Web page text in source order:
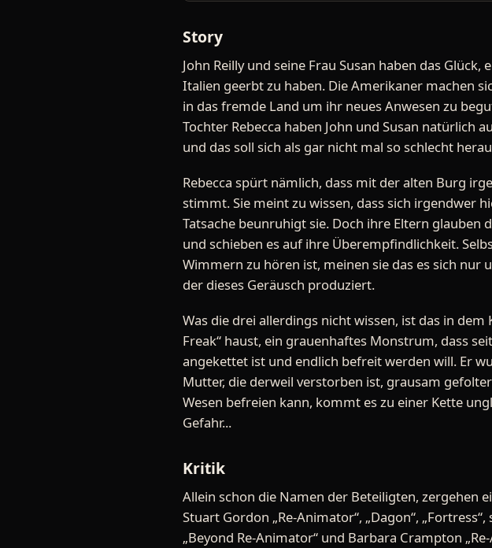
Story
John Reilly und seine Frau Susan haben das Glück,
Italien geerbt zu haben. Die Amerikaner machen
in das fremde Land um ihr neues Anwesen zu
Tochter Rebecca haben John und Susan natürlich
und das soll sich als gar nicht mal so schlecht
Rebecca spürt nämlich, dass mit der alten Burg
stimmt. Sie meint zu wissen, dass sich irgendwer
Tatsache beunruhigt sie. Doch ihre Eltern glauben
und schieben es auf ihre Überempfindlichkeit.
Wimmern zu hören ist, meinen sie das es sich nur
der dieses Geräusch produziert.
Was die drei allerdings nicht wissen, ist das in dem
Freak“ haust, ein grauenhaftes Monstrum, dass
angekettet ist und endlich befreit werden will. Er
Mutter, die derweil verstorben ist, grausam
Wesen befreien kann, kommt es zu einer Kette
Gefahr...
Kritik
Allein schon die Namen der Beteiligten, zergehen
Stuart Gordon „Re-Animator“, „Dagon“,
„Beyond Re-Animator“ und Barbara Crampton